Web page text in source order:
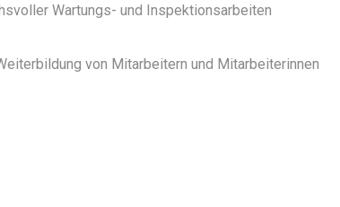
Wartungs- und Inspektionsarbeiten
von Mitarbeitern und Mitarbeiterinnen